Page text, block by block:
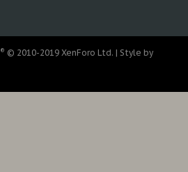
® © 2010-2019 XenForo Ltd. | Style by